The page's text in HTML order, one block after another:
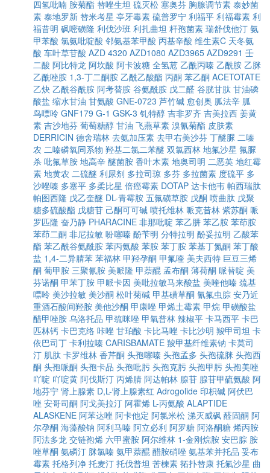
四氢吡喃 胺菊酯 替唑生坦 硫灭松 塞奥芬 胸腺调节素 泰妙菌
素 泰地罗新 替米考星 亭牙毒素 硫普罗宁 利福平 利福霉素 利
福昔明 砜嘧磺隆 利伐沙班 利扎曲坦 杆孢菌素 瑞舒伐他汀 氨
甲苯酸 氯氨吡啶酸 邻氨基苯甲酸 丙基辛酸 维生素C 天冬氨
酸 车叶草苷酸 AZD 4320 AZD1080 AZD3965 AZD9291 壬
二酸 阿比特龙 阿坎酸 阿卡波糖 全氢苊 乙酰丙嗪 乙酰胺 乙脒
乙酰唑胺 1,3-丁二酮胺 乙酰乙酸酯 丙酮 苯乙酮 ACETOTATE
乙炔 乙酰谷酰胺 阿考替胺 谷氨酰胺 戊二醛 谷胱甘肽 甘油磷
酸盐 缩水甘油 甘氨酸 GNE-0723 芦竹碱 愈创奥 胍法辛 胍
鸟嘌呤 GNF179 G-1 GSK-3 钆特醇 吉非罗齐 吉美拉西 姜黄
素 吉沙地芬 葡萄糖醇 甘油 飞燕草素 溴氰菊酯 皮肤素
DERRICIN 德舍瑞林 去氨加压素 去甲右美沙芬 丁醚脲 二嗪
农 二嗪磷氧同系物 羟基二氯二苯醚 双氯西林 地氟沙星 氟脲
杀 吡氟草胺 地高辛 醚菌胺 香叶木素 地奥司明 二恶英 地红霉
素 地黄农 二硫醚 利尿剂 多拉司琼 多芬 多拉菌素 度硫平 多
沙唑嗪 多塞平 多柔比星 倍癌霉素 DOTAP 达卡他韦 帕西瑞肽
帕图西隆 戊乙奎醚 DL-青霉胺 五氟磺草胺 戊酮 喷曲肽 戊聚
糖多硫酸酯 戊糖苷 己酮可可碱 喷托维林 哌克昔林 紫苏酮 哌
罗匹隆 奋乃静 PHARACINE 非那吡啶 苯乙肼 苯乙胺 苯茚胺
苯茚二酮 非尼拉敏 吩噻嗪 酚苄明 分特拉明 酚妥拉明 乙酸苯
酯 苯乙酰谷氨酰胺 苯丙氨酸 苯胺 苯丁胺 苯基丁氮酮 苯丁酸
盐 1,4-二异腈苯 苯福林 甲羟孕酮 甲氟喹 美夫西特 巨豆三烯
酮 葡甲胺 三聚氰胺 美哌隆 甲萘醌 孟布酮 薄荷酮 哌替啶 美
芬诺酮 甲苯丁胺 甲哌卡因 美吡拉敏马来酸盐 美喹他嗪 巯基
嘌呤 美沙拉敏 美沙酮 松叶菊碱 甲基磺草酮 氰氟虫腙 安乃近
重酒石酸间羟胺 美他沙酮 甲康唑 甲烯土霉素 甲烷 甲磺酸盐
醋甲唑胺 乌洛托品 甲巯咪唑 甲氧普林 辣椒平 卡马西平 卡巴
匹林钙 卡巴克络 咔唑 甘珀酸 卡比马唑 卡比沙明 羧甲司坦 卡
依巴司丁 卡利拉嗪 CARISBAMATE 羧甲基纤维素钠 卡莫司
汀 肌肽 卡罗维林 香芹酮 头孢噻嗪 头孢孟多 头孢硫脒 头孢西
酮 头孢哌酮 头孢卡品 头孢吡肟 头孢克肟 头孢甲肟 头孢美唑
吖啶 吖啶黄 阿伐斯汀 丙烯腈 阿达帕林 腺苷 腺苷甲硫氨酸 阿
地芬宁 肾上腺素 D,L-肾上腺素红 Adrogolide 印枳碱 阿伏巴
唑 安哥司酮 阿戈美拉汀 阿霍烯 L-丙氨酸 ALAPTIDE
ALASKENE 阿苯达唑 阿卡他定 阿氯米松 涕灭威砜 醛固酮 阿
尔孕酮 海藻酸钠 阿利马嗪 阿立必利 阿罗糖 阿洛酮糖 烯丙胺
阿法多龙 交链孢烯 六甲蜜胺 阿尔维林 1-金刚烷胺 安巴腙 胺
唑草酮 氨磷汀 脒氯嗪 氨甲萘醌 醋胺硝唑 氨基苯并托品 妥布
霉素 托格列净 托麦汀 托伐普坦 苦楝素 拓扑替康 托氟沙星 曲